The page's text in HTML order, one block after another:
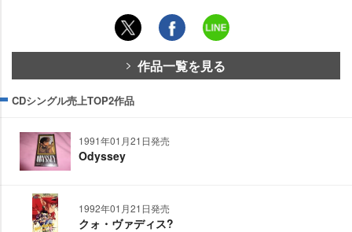
作品一覧を見る
CDシングル売上TOP2作品
1991年01月21日発売
Odyssey
1992年01月21日発売
クォ・ヴァディス?